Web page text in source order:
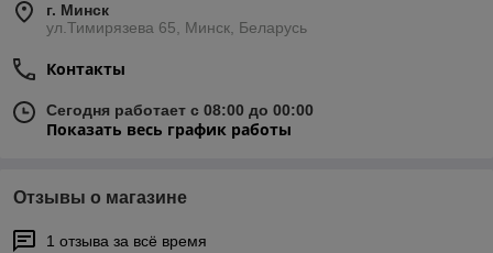
г. Минск
ул.Тимирязева 65, Минск, Беларусь
Контакты
Сегодня работает с 08:00 до 00:00
Показать весь график работы
Отзывы о магазине
1 отзыва за всё время